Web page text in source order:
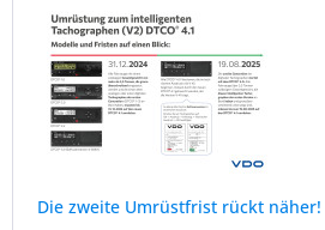
Die zweite Umrüstfrist rückt näher!